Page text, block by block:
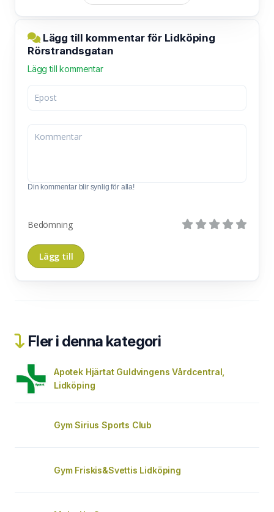
Lägg till kommentar för Lidköping
Rörstrandsgatan
Lägg till kommentar
Din kommentar blir synlig för alla!
Bedömning
Fler i denna kategori
Apotek Hjärtat Guldvingens Vårdcentral,
Lidköping
Gym Sirius Sports Club
Gym Friskis&Svettis Lidköping